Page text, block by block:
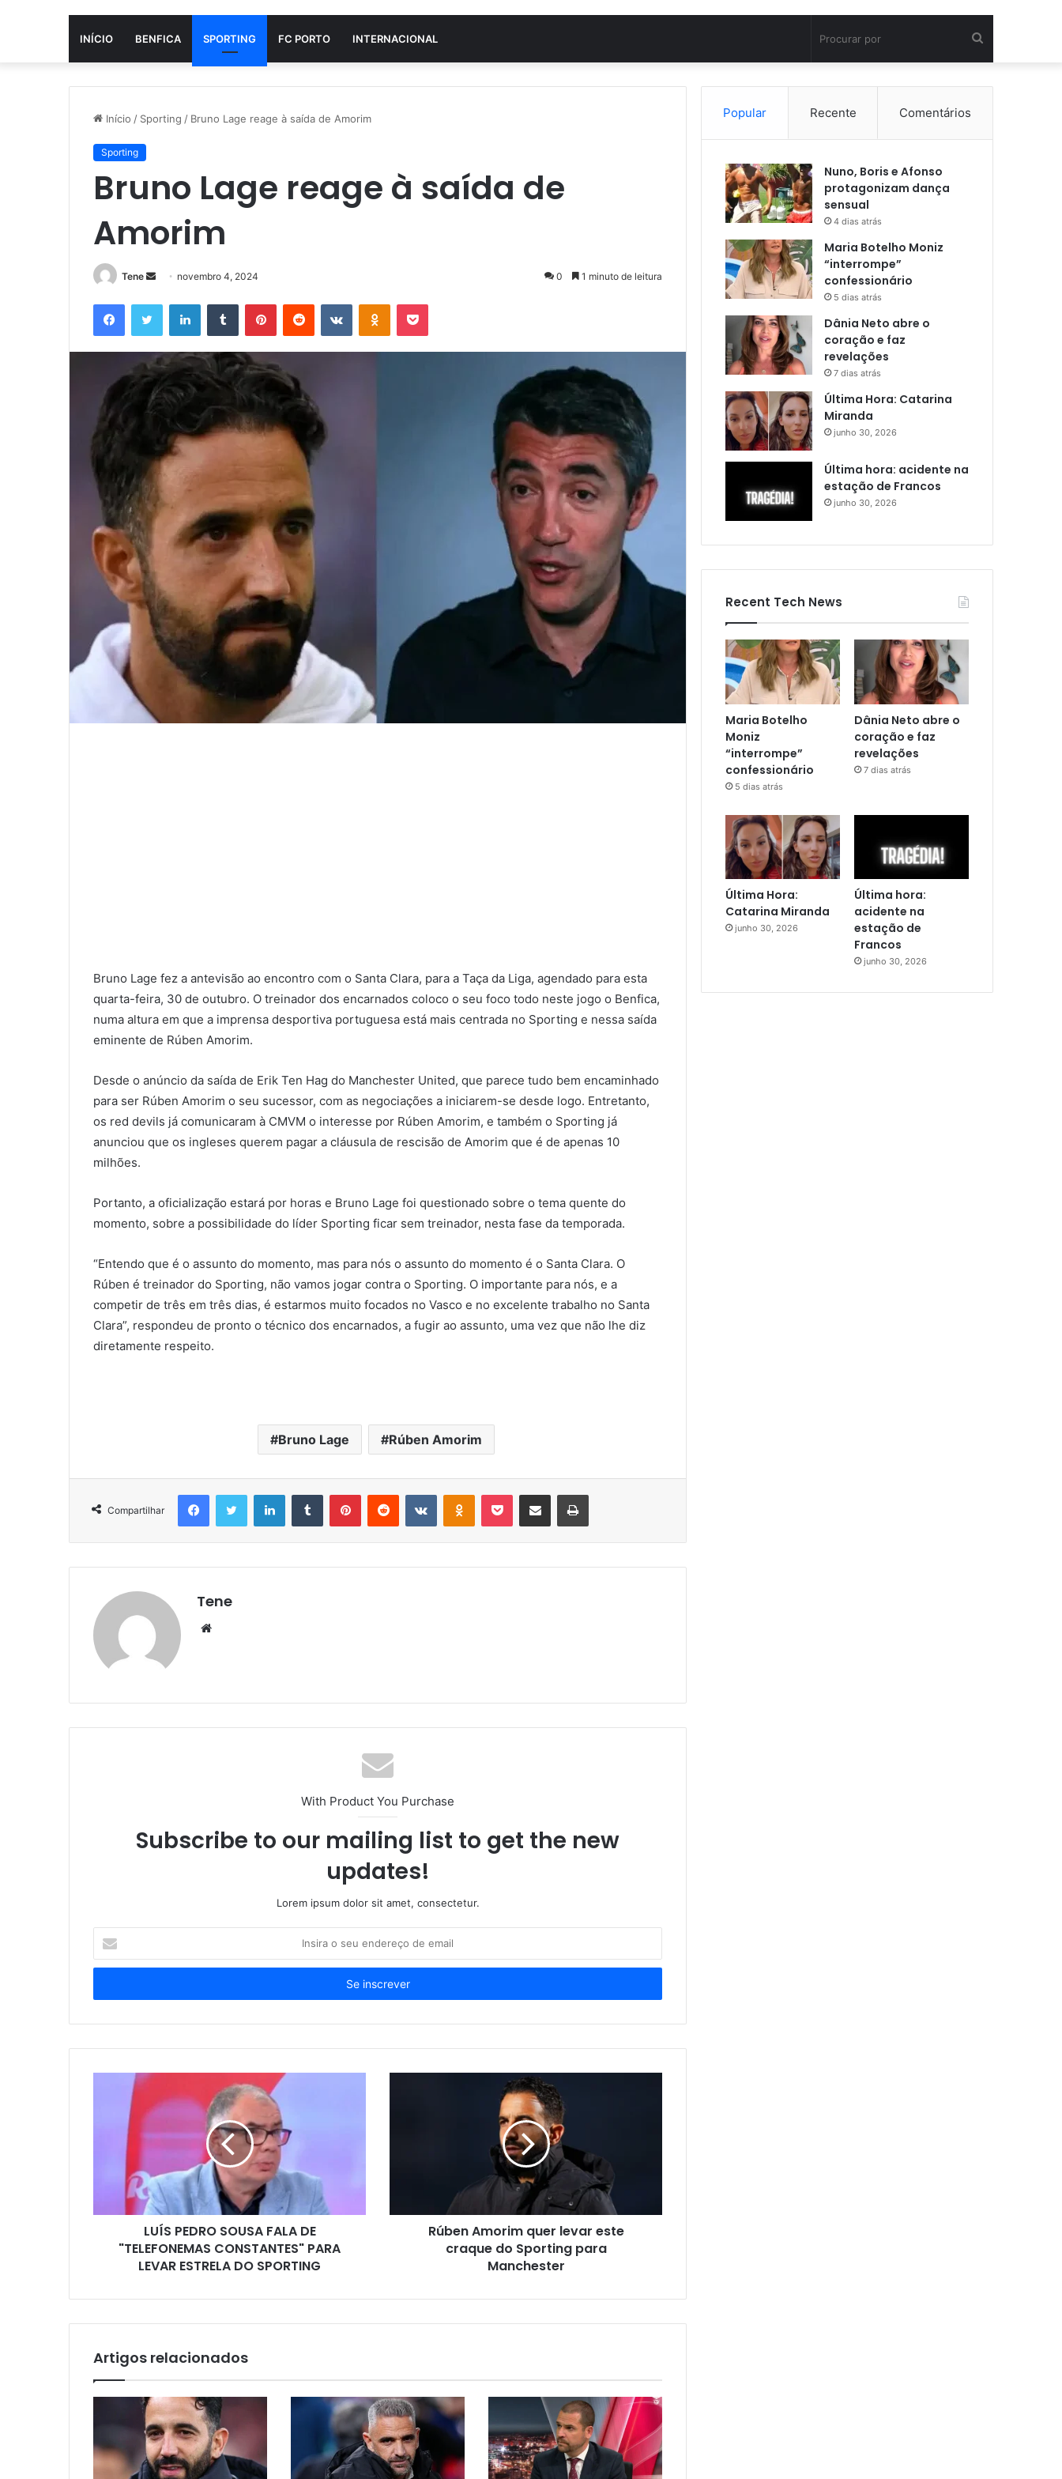
INÍCIO BENFICA SPORTING FC PORTO INTERNACIONAL
por
Início / Sporting / Bruno Lage reage à saída de Amorim
Sporting
Bruno Lage reage à saída de
Amorim
Tene
Mande
mail
novembro 4, 2024 0 1 minuto de leitura
FacebookTwitter LinkedinTumblr PinterestReddit VK OK Pocket
Bruno Lage fez a antevisão ao encontro com o Santa Clara, para a Taça da Liga, agendado para esta
quarta-feira, 30 de outubro. O treinador dos encarnados coloco o seu foco todo neste jogo o Benfica,
numa altura em que a imprensa desportiva portuguesa está mais centrada no Sporting e nessa saída
eminente de Rúben Amorim.
Desde o anúncio da saída de Erik Ten Hag do Manchester United, que parece tudo bem encaminhado
para ser Rúben Amorim o seu sucessor, com as negociações a iniciarem-se desde logo. Entretanto,
os red devils já comunicaram à CMVM o interesse por Rúben Amorim, e também o Sporting já
anunciou que os ingleses querem pagar a cláusula de rescisão de Amorim que é de apenas 10
milhões.
Portanto, a oficialização estará por horas e Bruno Lage foi questionado sobre o tema quente do
momento, sobre a possibilidade do líder Sporting ficar sem treinador, nesta fase da temporada.
“Entendo que é o assunto do momento, mas para nós o assunto do momento é o Santa Clara. O
Rúben é treinador do Sporting, não vamos jogar contra o Sporting. O importante para nós, e a
competir de três em três dias, é estarmos muito focados no Vasco e no excelente trabalho no Santa
Clara”, respondeu de pronto o técnico dos encarnados, a fugir ao assunto, uma vez que não lhe diz
diretamente respeito.
Bruno Lage Rúben Amorim
Compartilhar
FacebookTwitter LinkedinTumblr PinterestReddit VK OK Pocket Compartilhar via e-mail Imprimir
Tene
Website
With Product You Purchase
Subscribe to our mailing list to get the new
updates!
Lorem ipsum dolor sit amet, consectetur.
seu
de
LUÍS PEDRO SOUSA FALA DE
"TELEFONEMAS CONSTANTES" PARA
LEVAR ESTRELA DO SPORTING
Rúben Amorim quer levar este
craque do Sporting para
Manchester
Artigos relacionados
Popular Recente Comentários
Nuno, Boris e Afonso
protagonizam dança
sensual
4 dias atrás
Maria Botelho Moniz
“interrompe”
confessionário
5 dias atrás
Dânia Neto abre o
coração e faz
revelações
7 dias atrás
Última Hora: Catarina
Miranda
junho 30, 2026
Última hora: acidente na
estação de Francos
junho 30, 2026
Recent Tech News
Maria Botelho
Moniz
“interrompe”
confessionário
5 dias atrás
Dânia Neto abre o
coração e faz
revelações
7 dias atrás
Última Hora:
Catarina Miranda
junho 30, 2026
Última hora:
acidente na
estação de
Francos
junho 30, 2026